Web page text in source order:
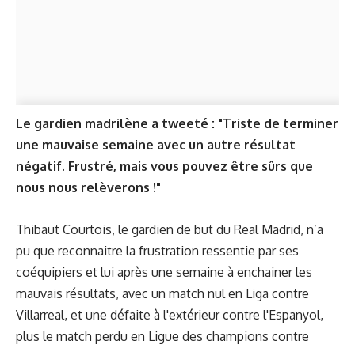
Le gardien madrilène a tweeté : "Triste de terminer
une mauvaise semaine avec un autre résultat
négatif. Frustré, mais vous pouvez être sûrs que
nous nous relèverons !"
Thibaut Courtois, le gardien de but du Real Madrid, n’a
pu que reconnaitre la frustration ressentie par ses
coéquipiers et lui après une semaine à enchainer les
mauvais résultats, avec un match nul en Liga contre
Villarreal, et une défaite à l'extérieur contre l'Espanyol,
plus le match perdu en Ligue des champions contre